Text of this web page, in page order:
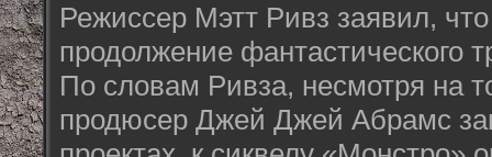
Режиссер Мэтт Ривз заявил,
продолжение фантастического
По словам Ривза, несмотря на
продюсер Джей Джей Абрамс